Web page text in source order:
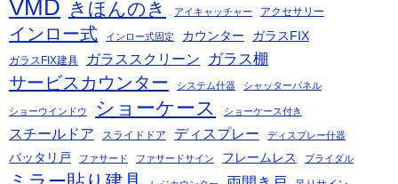
VMD きほんのき アイキャッチャー アクセサリー
インロー式 インロー式固定 カウンター ガラスFIX
ガラスFIX建具 ガラススクリーン ガラス棚
サービスカウンター システム什器 シャッターパネル
ショーウインドウ ショーケース ショーケース付き
スチールドア スライドドア ディスプレー ディスプレー什器
バッタリ戸 ファサード ファサードサイン フレームレス ブライダル